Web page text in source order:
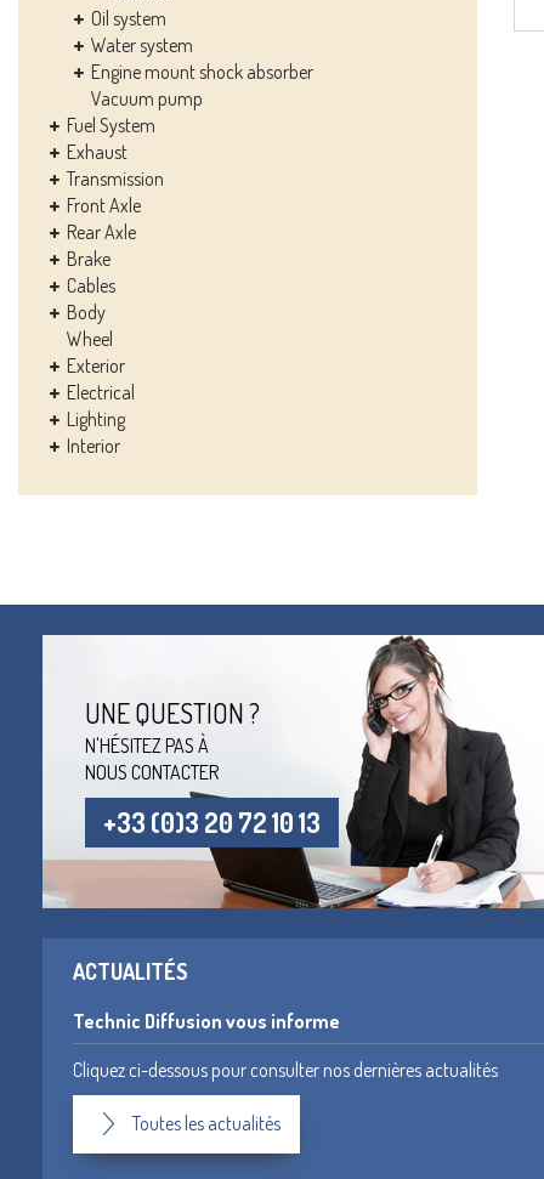
Oil system
Water system
Engine mount shock absorber
Vacuum pump
Fuel System
Exhaust
Transmission
Front Axle
Rear Axle
Brake
Cables
Body
Wheel
Exterior
Electrical
Lighting
Interior
UNE QUESTION ?
N'HÉSITEZ PAS À
NOUS CONTACTER
+33 (0)3 20 72 10 13
ACTUALITÉS
Technic Diffusion vous informe
Cliquez ci-dessous pour consulter nos dernières actualités
Toutes les actualités